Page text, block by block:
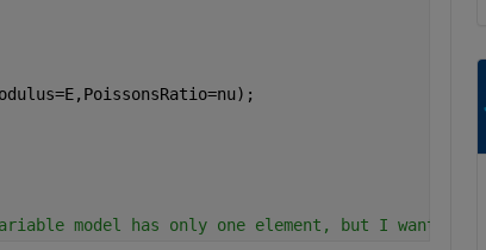
model has only one element, but I want to